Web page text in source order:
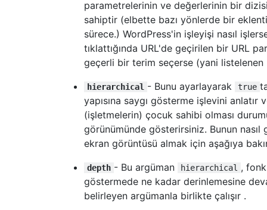
"list-categorie"
=> "Categorie",
);
$columns
global $post;
switch
( $column) {
case "description":
        the_excerpt
();
break;
        $custom
= get_post_custom();
if(isset ($custom[ "list-firstname"
if
$custom [ "list-lastname"
( ( "list-email"
parametrelerinin ve değerlerinin bir
sahiptir (elbette bazı yönlerde bir
sürece.) WordPress'in işleyişi nasıl
tıklattığında URL'de geçirilen bir URL
geçerli bir terim seçerse (yani
hierarchical - Bunu ayarlayarak true
yapısına saygı gösterme işlevini anlatır
(işletmelerin) çocuk sahibi olması
görünümünde gösterirsiniz. Bunun
ekran görüntüsü almak için aşağıya
depth - Bu argüman hierarchical ,
göstermede ne kadar derinlemesine
belirleyen argümanla birlikte çalışır .